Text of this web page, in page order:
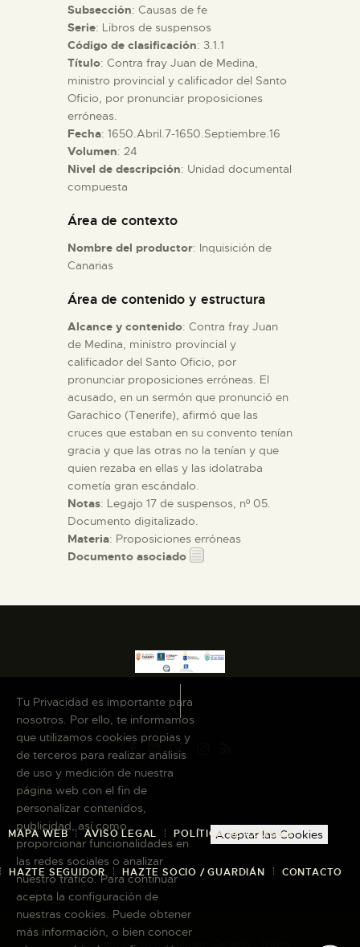
ACTIVIDADES
█
EL MUSEO
COLECCIONES
DIDÁCTICA
ESPAÑOL
Subsección: Causas de fe
Serie: Libros de suspensos
Código de clasificación: 3.1.1
Título: Contra fray Juan de Medina,
ministro provincial y calificador del Santo
Oficio, por pronunciar proposiciones
erróneas.
Fecha: 1650.Abril.7-1650.Septiembre.16
Volumen: 24
Nivel de descripción: Unidad documental
compuesta
Área de contexto
Nombre del productor: Inquisición de
Canarias
Área de contenido y estructura
Alcance y contenido: Contra fray Juan
de Medina, ministro provincial y
calificador del Santo Oficio, por
pronunciar proposiciones erróneas. El
acusado, en un sermón que pronunció en
Garachico (Tenerife), afirmó que las
cruces que estaban en su convento tenían
gracia y que las otras no la tenían y que
quien rezaba en ellas y las idolatraba
cometía gran escándalo.
Notas: Legajo 17 de suspensos, nº 05.
Documento digitalizado.
Materia: Proposiciones erróneas
Documento asociado
MAPA WEB AVISO LEGAL POLÍTICA DE COOKIES
HAZTE SEGUIDOR HAZTE SOCIO / GUARDIÁN CONTACTO
Copyright © 2026 El Museo Canario · Todos
Tu Privacidad es importante para
nosotros. Por ello, te informamos
que utilizamos cookies propias y
de terceros para realizar análisis
de uso y medición de nuestra
página web con el fin de
personalizar contenidos,
publicidad, así como
proporcionar funcionalidades en
las redes sociales o analizar
nuestro tráfico. Para continuar
acepta la configuración de
nuestras cookies. Puede obtener
más información, o bien conocer
Aceptar las Cookies